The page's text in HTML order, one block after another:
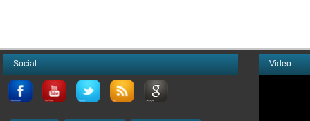
Video
Social